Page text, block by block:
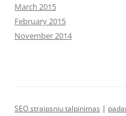
March 2015
February 2015
November 2014
SEO straipsniu talpinimas |